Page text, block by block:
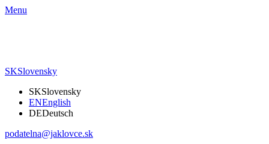
Menu
SKSlovensky
SKSlovensky
ENEnglish
DEDeutsch
podatelna@jaklovce.sk